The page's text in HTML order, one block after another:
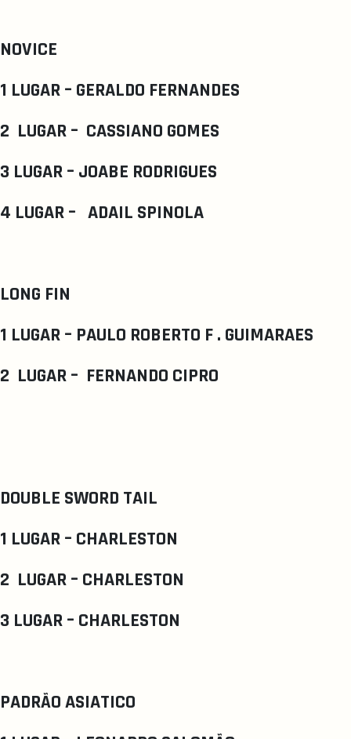
NOVICE
1 LUGAR – GERALDO FERNANDES
2 LUGAR – CASSIANO GOMES
3 LUGAR – JOABE RODRIGUES
4 LUGAR – ADAIL SPINOLA
LONG FIN
1 LUGAR – PAULO ROBERTO F . GUIMARAES
2 LUGAR – FERNANDO CIPRO
DOUBLE SWORD TAIL
1 LUGAR – CHARLESTON
2 LUGAR – CHARLESTON
3 LUGAR – CHARLESTON
PADRÃO ASIATICO